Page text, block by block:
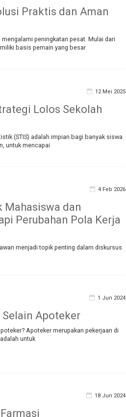
Praktis dan Aman
peningkatan pesat. Mulai dari
basis pemain yang besar
12 Mei 2025
Lolos Sekolah
(STIS) adalah impian bagi banyak siswa
untuk mencapai
4 Feb 2026
Mahasiswa dan
Perubahan Pola Kerja
menjadi topik penting dalam diskursus
1 Jun 2024
Selain Apoteker
Apoteker merupakan pekerjaan di
untuk
18 Jun 2024